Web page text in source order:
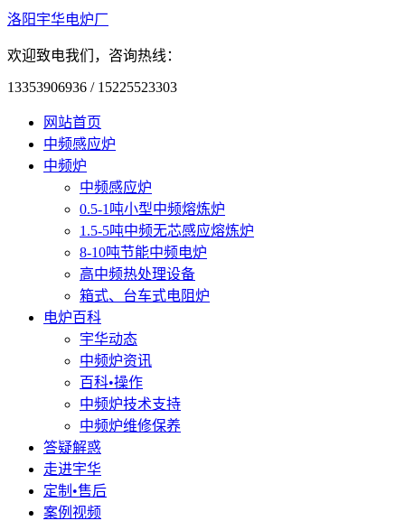
洛阳宇华电炉厂
欢迎致电我们，咨询热线：
13353906936 / 15225523303
网站首页
中频感应炉
中频炉
中频感应炉
0.5-1吨小型中频熔炼炉
1.5-5吨中频无芯感应熔炼炉
8-10吨节能中频电炉
高中频热处理设备
箱式、台车式电阻炉
电炉百科
宇华动态
中频炉资讯
百科•操作
中频炉技术支持
中频炉维修保养
答疑解惑
走进宇华
定制•售后
案例视频